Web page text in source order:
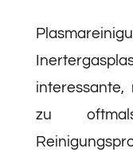
interessante,
zu oftmals